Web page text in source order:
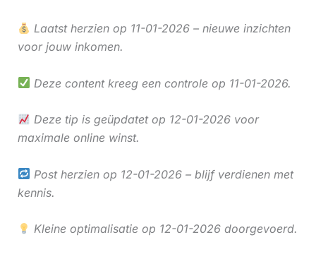
Laatst herzien op 11-01-2026 – nieuwe inzichten
voor jouw inkomen.
Deze content kreeg een controle op 11-01-2026.
Deze tip is geüpdatet op 12-01-2026 voor
maximale online winst.
Post herzien op 12-01-2026 – blijf verdienen met
kennis.
Kleine optimalisatie op 12-01-2026 doorgevoerd.